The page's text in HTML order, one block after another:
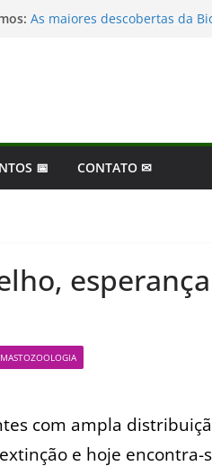
As maiores descobertas da
📅 CONTATO ✉
MASTOZOOLOGIA
com ampla
e hoje